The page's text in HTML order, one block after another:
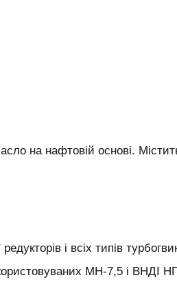
на нафтовій основі.
і всіх типів
МН-7,5 і ВНДІ